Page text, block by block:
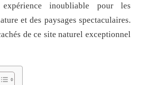
inoubliable pour les
et des paysages spectaculaires.
de ce site naturel exceptionnel